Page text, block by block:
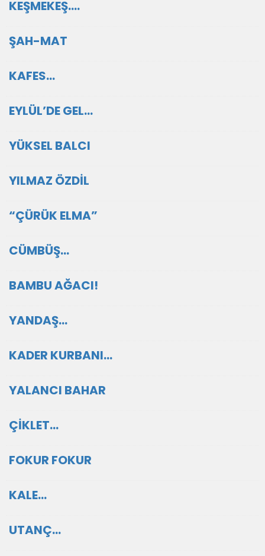
KEŞMEKEŞ….
ŞAH-MAT
KAFES…
EYLÜL’DE GEL…
YÜKSEL BALCI
YILMAZ ÖZDİL
“ÇÜRÜK ELMA”
CÜMBÜŞ…
BAMBU AĞACI!
YANDAŞ…
KADER KURBANI…
YALANCI BAHAR
ÇİKLET…
FOKUR FOKUR
KALE…
UTANÇ…